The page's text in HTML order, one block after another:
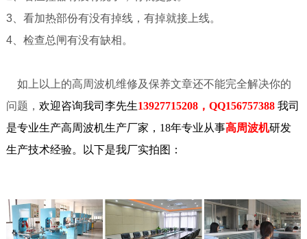
3、看加热部份有没有掉线，有掉就接上线。
4、检查总闸有没有缺相。
如上以上的高周波机维修及保养文章还不能完全解决你的
问题， 欢迎咨询我司李先生13927715208，QQ156757388我司
是专业生产高周波机生产厂家， 18年专业从事高周波机研发
生产技术经验。以下是我厂实拍图：